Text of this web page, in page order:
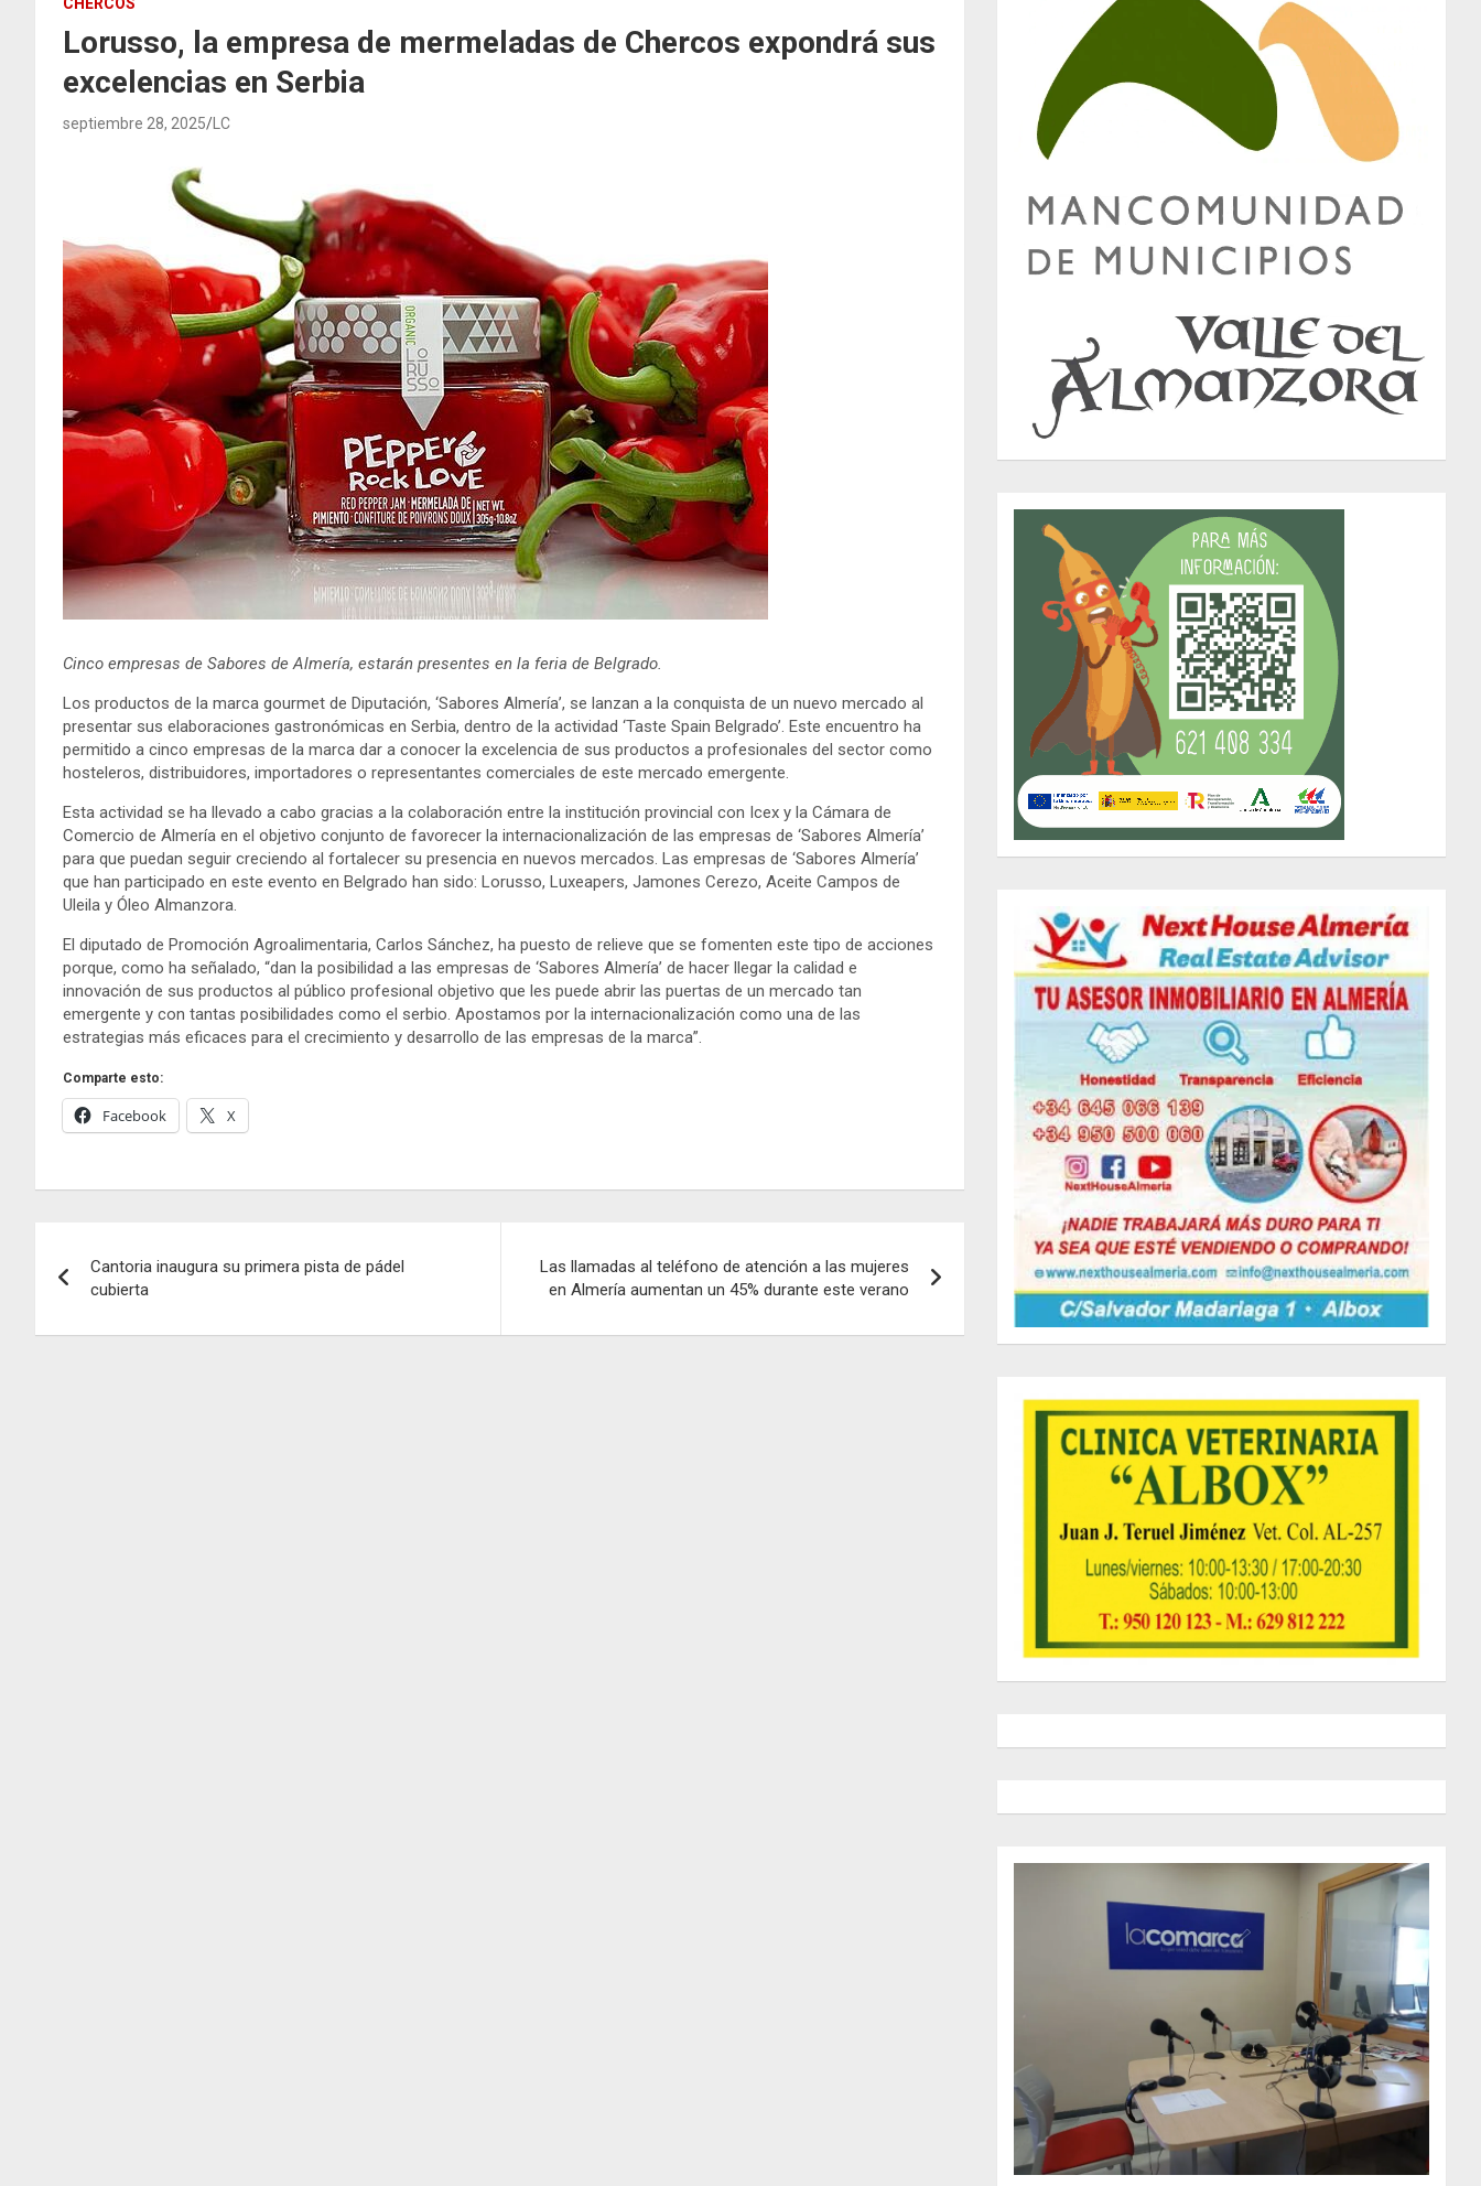
CHERCOS
Lorusso, la empresa de mermeladas de Chercos expondrá sus
excelencias en Serbia
septiembre 28, 2025 LC
Cinco empresas de Sabores de Almería, estarán presentes en la feria de Belgrado.
Los productos de la marca gourmet de Diputación, ‘Sabores Almería’, se lanzan a la conquista de un nuevo mercado al
presentar sus elaboraciones gastronómicas en Serbia, dentro de la actividad ‘Taste Spain Belgrado’. Este encuentro ha
permitido a cinco empresas de la marca dar a conocer la excelencia de sus productos a profesionales del sector como
hosteleros, distribuidores, importadores o representantes comerciales de este mercado emergente.
Esta actividad se ha llevado a cabo gracias a la colaboración entre la institución provincial con Icex y la Cámara de
Comercio de Almería en el objetivo conjunto de favorecer la internacionalización de las empresas de ‘Sabores Almería’
para que puedan seguir creciendo al fortalecer su presencia en nuevos mercados. Las empresas de ‘Sabores Almería’
que han participado en este evento en Belgrado han sido: Lorusso, Luxeapers, Jamones Cerezo, Aceite Campos de
Uleila y Óleo Almanzora.
El diputado de Promoción Agroalimentaria, Carlos Sánchez, ha puesto de relieve que se fomenten este tipo de acciones
porque, como ha señalado, “dan la posibilidad a las empresas de ‘Sabores Almería’ de hacer llegar la calidad e
innovación de sus productos al público profesional objetivo que les puede abrir las puertas de un mercado tan
emergente y con tantas posibilidades como el serbio. Apostamos por la internacionalización como una de las
estrategias más eficaces para el crecimiento y desarrollo de las empresas de la marca”.
Comparte esto:
Facebook X
de
entradas
Cantoria inaugura su primera pista de pádel
cubierta
Las llamadas al teléfono de atención a las mujeres
en Almería aumentan un 45% durante este verano